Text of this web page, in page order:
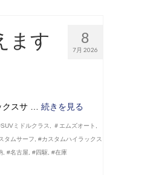
8
7月 2026
ます
クスサ …続きを見る
ミドルクラス ＃エムズオート
タムサーフ ,#カスタムハイラックス
,#名古屋 ,#四駆 ,#在庫